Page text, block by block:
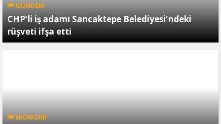
GÜNDEM
CHP'li iş adamı Sancaktepe Belediyesi'ndeki
rüşveti ifşa etti
EKONOMİ